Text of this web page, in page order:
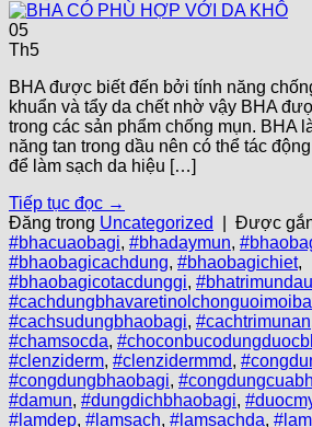
05
Th5
BHA được biết đến bởi tính năng
khuẩn và tẩy da chết nhờ vậy BHA
trong các sản phẩm chống mụn. BHA
năng tan trong dầu nên có thể tác
để làm sạch da hiệu […]
Tiếp tục đọc →
Đăng trong Uncategorized Được
#bhacuaobagi, #bhadaymun,
#bhaobagicachdung, #bhaobagichiet,
#bhaobagicotacdunggi,
#cachsudungbhaobagi, #cachtrimunan
#chamsocda,
#clenziderm, #clenzidermmd,
#congdungbhaobagi,
#damun, #dungdichbhaobagi,
#lamdep, #lamsach, #lamsachda,